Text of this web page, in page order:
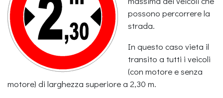
possono percorrere la
strada.
In questo caso vieta il
transito a tutti i veicoli
(con motore e senza
motore) di larghezza superiore a 2,30 m.